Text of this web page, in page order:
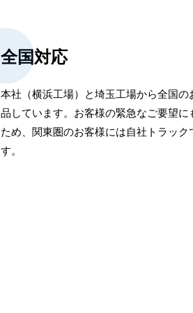
全国対応
本社（横浜工場）と埼玉工場から全国の
品しています。お客様の緊急なご要望に
ため、関東圏のお客様には自社トラッ
す。